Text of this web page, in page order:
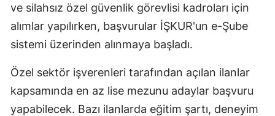
ve silahsız özel güvenlik görevlisi kadroları için
alımlar yapılırken, başvurular İŞKUR'un e-Şube
sistemi üzerinden alınmaya başladı.
Özel sektör işverenleri tarafından açılan ilanlar
kapsamında en az lise mezunu adaylar başvuru
yapabilecek. Bazı ilanlarda eğitim şartı, deneyim